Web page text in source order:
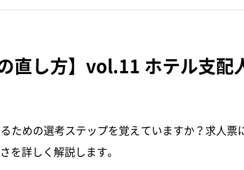
直し方】vol.11 ホテル支配
ための選考ステップを覚えていますか？求人票
を詳しく解説します。